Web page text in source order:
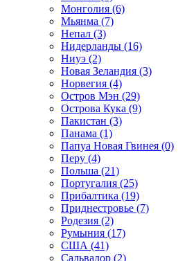
Монголия (6)
Мьянма (7)
Непал (3)
Нидерланды (16)
Ниуэ (2)
Новая Зеландия (3)
Норвегия (4)
Остров Мэн (29)
Острова Кука (9)
Пакистан (3)
Панама (1)
Папуа Новая Гвинея (0)
Перу (4)
Польша (21)
Португалия (25)
Прибалтика (19)
Приднестровье (7)
Родезия (2)
Румыния (17)
США (41)
Сальвадор (2)